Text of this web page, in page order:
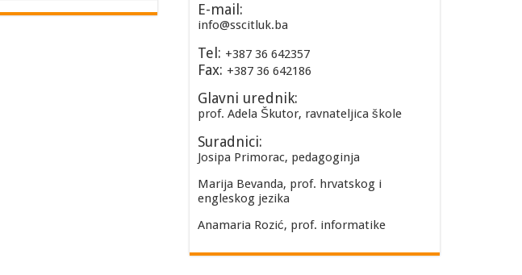
E-mail:
info@sscitluk.ba
Tel: +387 36 642357
Fax: +387 36 642186
Glavni urednik:
prof. Adela Škutor, ravnateljica škole
Suradnici:
Josipa Primorac, pedagoginja
Marija Bevanda, prof. hrvatskog i
engleskog jezika
Anamaria Rozić, prof. informatike